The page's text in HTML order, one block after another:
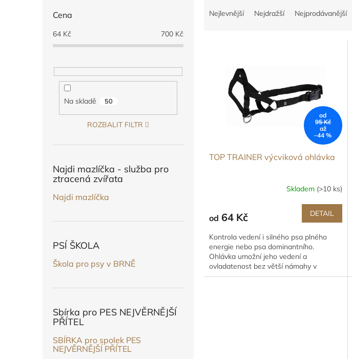
Cena
64 Kč 700 Kč
Na skladě 50
ROZBALIT FILTR
Najdi mazlíčka - služba pro
ztracená zvířata
Najdi mazlíčka
PSÍ ŠKOLA
Škola pro psy v BRNĚ
Sbírka pro PES NEJVĚRNĚJŠÍ
PŘÍTEL
SBÍRKA pro spolek PES
NEJVĚRNĚJŠÍ PŘÍTEL
Nejlevnější Nejdražší Nejprodávanější
od
95 Kč
až
–44 %
TOP TRAINER výcviková ohlávka
Skladem (>10 ks)
od 64 Kč DETAIL
Kontrola vedení i silného psa plného
energie nebo psa dominantního.
Ohlávka umožní jeho vedení a
ovladatenost bez větší námahy v
jednom bodě upnutí.